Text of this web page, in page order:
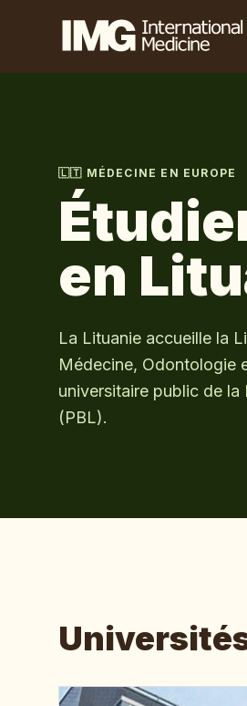
🇱🇹 MÉDECINE EN EUROPE
en
La Lituanie accueille la
Médecine, Odontologie
universitaire public de
(PBL).